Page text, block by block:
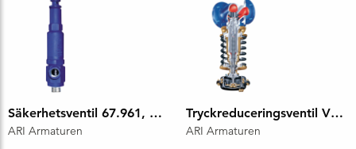
Säkerhetsventil 67.961, DN 15x15, PN100
ARI Armaturen
Tryckreduceringsventil VM7781
ARI Armaturen